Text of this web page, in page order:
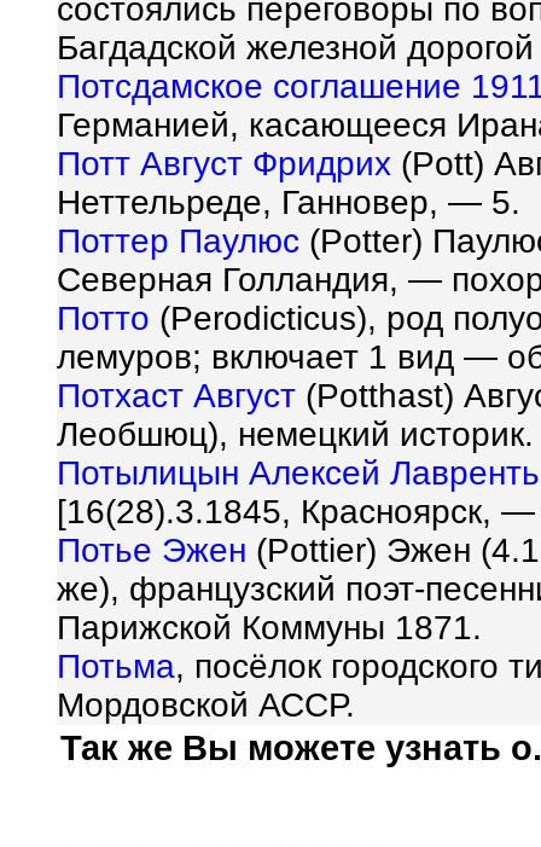
состоялись переговоры по
Багдадской железной
Потсдамское соглашение
Германией, касающееся
Потт Август Фридрих (Pott)
Неттельреде, Ганновер, — 5.
Поттер Паулюс (Potter)
Северная Голландия, —
Потто (Perodicticus), род
лемуров; включает 1 вид —
Потхаст Август (Potthast)
Леобшюц), немецкий историк.
Потылицын Алексей
[16(28).3.1845, Красноярск,
Потье Эжен (Pottier) Эжен
же), французский поэт-
Парижской Коммуны 1871.
Потьма, посёлок городского
Мордовской АССР.
Так же Вы можете узнать